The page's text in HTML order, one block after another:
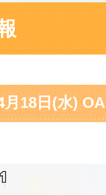
月18日(水) OA